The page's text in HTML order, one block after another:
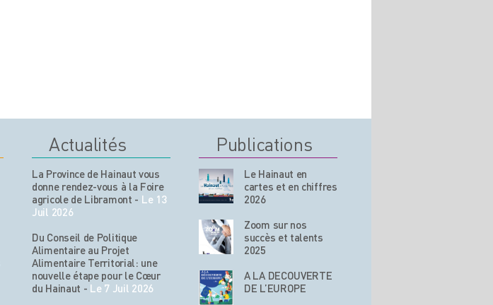
Actualités
La Province de Hainaut vous
donne rendez-vous à la Foire
agricole de Libramont - Le 13
Juil 2026
Du Conseil de Politique
Alimentaire au Projet
Alimentaire Territorial: une
nouvelle étape pour le Cœur
du Hainaut - Le 7 Juil 2026
Publications
Le Hainaut en
cartes et en chiffres
2026
Zoom sur nos
succès et talents
2025
A LA DECOUVERTE
DE L’EUROPE